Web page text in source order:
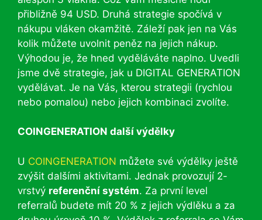
přibližně 94 USD. Druhá strategie spočívá v
nákupu vláken okamžitě. Záleží pak jen na Vás
kolik můžete uvolnit peněz na jejich nákup.
Výhodou je, že hned vyděláváte naplno. Uvedli
jsme dvě strategie, jak u DIGITAL GENERATION
vydělávat. Je na Vás, kterou strategii (rychlou
nebo pomalou) nebo jejich kombinaci zvolíte.
COINGENERATION další výdělky
U COINGENERATION můžete své výdělky ještě
zvýšit dalšími aktivitami. Jednak provozují 2-
vrstvý referenční systém. Za první level
referralů budete mít 20 % z jejich výdlěku a za